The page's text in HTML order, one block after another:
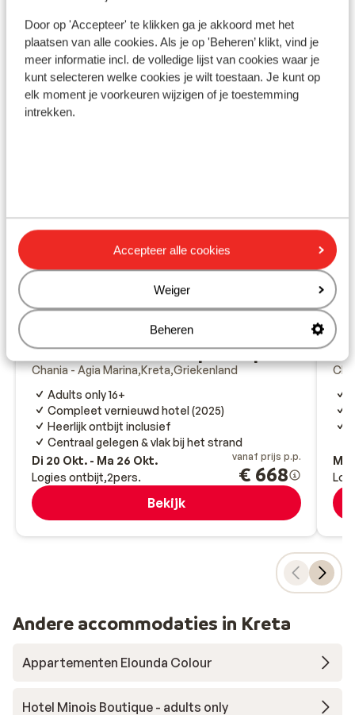
Door op 'Accepteer' te klikken ga je akkoord met het
plaatsen van alle cookies. Als je op 'Beheren’ klikt, vind je
meer informatie incl. de volledige lijst van cookies waar je
kunt selecteren welke cookies je wilt toestaan. Je kunt op
elk moment je voorkeuren wijzigen of je toestemming
intrekken.
Accepteer alle cookies
Weiger
Beheren
Aan een steile weg
Ook interessant voor jou
Hotel Evexia Boutique & Spa
Chania - Agia Marina Kreta Griekenland
Adults only 16+
Compleet vernieuwd hotel (2025)
Heerlijk ontbijt inclusief
Centraal gelegen & vlak bij het strand
Di 20 Okt. - Ma 26 Okt.
Logies ontbijt 2pers.
vanaf prijs p.p.
€ 668
Bekijk
Ma
Andere accommodaties in Kreta
Appartementen Elounda Colour
Hotel Minois Boutique - adults only